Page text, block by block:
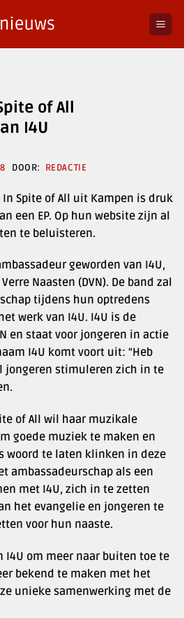
of All
I4U
REDACTIE
Spite of All uit Kampen is druk
een EP. Op hun website zijn al
te beluisteren.
geworden van I4U,
Naasten (DVN). De band zal
tijdens hun optredens
werk van I4U. I4U is de
en staat voor jongeren in actie
I4U komt voort uit: “Heb
jongeren stimuleren zich in te
of All wil haar muzikale
goede muziek te maken en
woord te laten klinken in deze
ambassadeurschap als een
met I4U, zich in te zetten
het evangelie en jongeren te
voor hun naaste.
I4U om meer naar buiten toe te
bekend te maken met het
unieke samenwerking met de